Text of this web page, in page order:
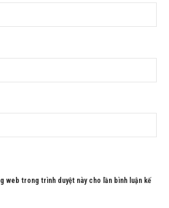
web trong trình duyệt này cho lần bình luận kế